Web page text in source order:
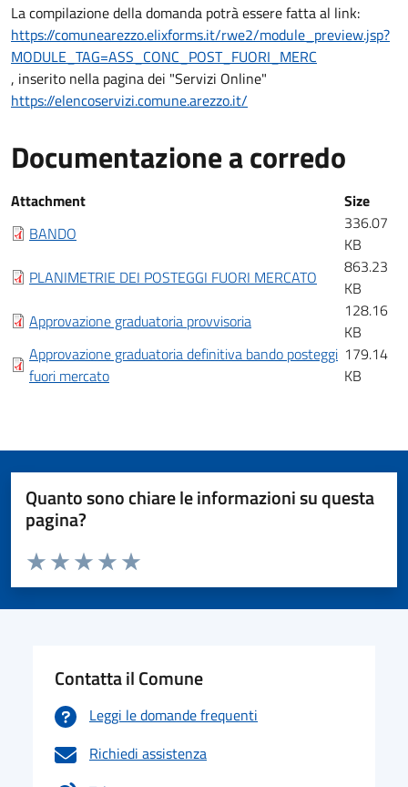
Chiarimenti
La compilazione della domanda potrà essere fatta al link:
https://comunearezzo.elixforms.it/rwe2/module_preview.jsp?
MODULE_TAG=ASS_CONC_POST_FUORI_MERC
, inserito nella pagina dei "Servizi Online"
https://elencoservizi.comune.arezzo.it/
Documentazione a corredo
Documentazione a corredo
Attachment
Size
BANDO
336.07
KB
PLANIMETRIE DEI POSTEGGI FUORI MERCATO
863.23
KB
Approvazione graduatoria provvisoria
128.16
KB
Approvazione graduatoria definitiva bando posteggi
fuori mercato
179.14
KB
Quanto sono chiare le informazioni su questa
pagina?
Valuta da 1 a 5 stelle la pagina
Valuta 5 stelle su 5
Valuta 4 stelle su 5
Valuta 3 stelle su 5
Valuta 2 stelle su 5
Valuta 1 stelle su 5
Contatta il Comune
Leggi le domande frequenti
Richiedi assistenza